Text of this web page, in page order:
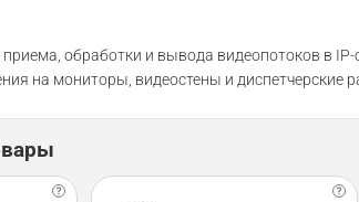
обработки и вывода видеопотоков в
на мониторы, видеостены и диспетчерские